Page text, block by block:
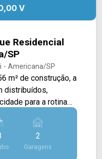
V
Residencial
SP
- Americana/SP
m² de construção, a
distribuídos,
para a rotina
com sala de estar,
planta funcional
a dia. A área
um dos destaques
2
Garagens